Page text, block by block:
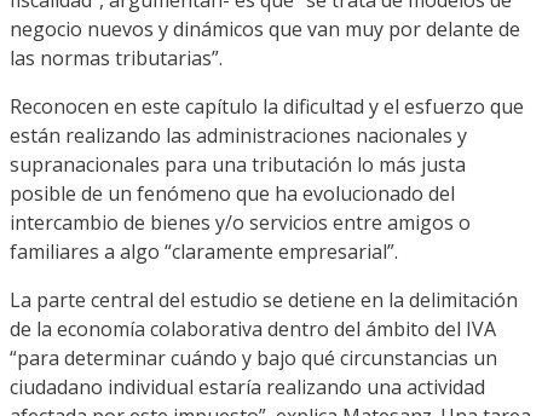
negocio nuevos y dinámicos que van muy por delante de
las normas tributarias”.
Reconocen en este capítulo la dificultad y el esfuerzo que
están realizando las administraciones nacionales y
supranacionales para una tributación lo más justa
posible de un fenómeno que ha evolucionado del
intercambio de bienes y/o servicios entre amigos o
familiares a algo “claramente empresarial”.
La parte central del estudio se detiene en la delimitación
de la economía colaborativa dentro del ámbito del IVA
“para determinarcuándo y bajo qué circunstancias un
ciudadano individual estaría realizando una actividad